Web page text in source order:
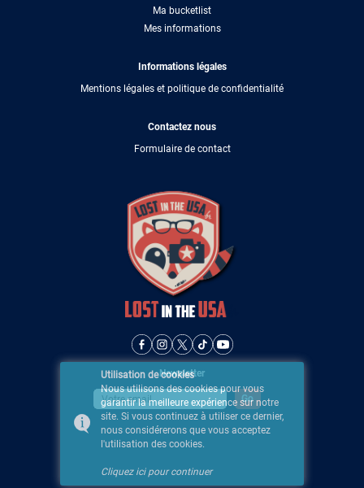
Ma bucketlist
Mes informations
Informations légales
Mentions légales et politique de confidentialité
Contactez nous
Formulaire de contact
Newsletter
Utilisation de cookies
Nous utilisons des cookies pour vous
garantir la meilleure expérience sur notre
site. Si vous continuez à utiliser ce dernier,
nous considérerons que vous acceptez
l'utilisation des cookies.
Cliquez ici pour continuer